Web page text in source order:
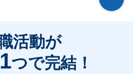
活動が
1つで完結！